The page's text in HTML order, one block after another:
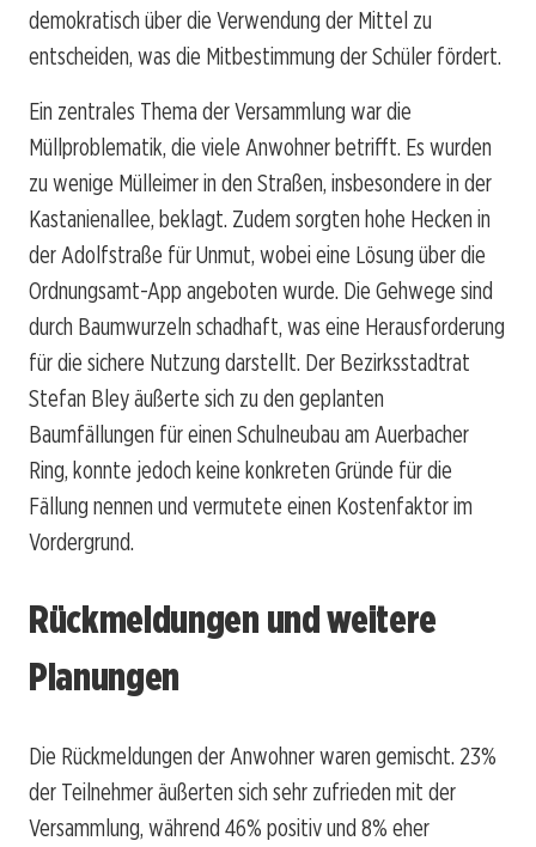
demokratisch über die Verwendung der Mittel zu
entscheiden, was die Mitbestimmung der Schüler fördert.
Ein zentrales Thema der Versammlung war die
Müllproblematik, die viele Anwohner betrifft. Es wurden
zu wenige Mülleimer in den Straßen, insbesondere in der
Kastanienallee, beklagt. Zudem sorgten hohe Hecken in
der Adolfstraße für Unmut, wobei eine Lösung über die
Ordnungsamt-App angeboten wurde. Die Gehwege sind
durch Baumwurzeln schadhaft, was eine Herausforderung
für die sichere Nutzung darstellt. Der Bezirksstadtrat
Stefan Bley äußerte sich zu den geplanten
Baumfällungen für einen Schulneubau am Auerbacher
Ring, konnte jedoch keine konkreten Gründe für die
Fällung nennen und vermutete einen Kostenfaktor im
Vordergrund.
Rückmeldungen und weitere
Planungen
Die Rückmeldungen der Anwohner waren gemischt. 23%
der Teilnehmer äußerten sich sehr zufrieden mit der
Versammlung, während 46% positiv und 8% eher